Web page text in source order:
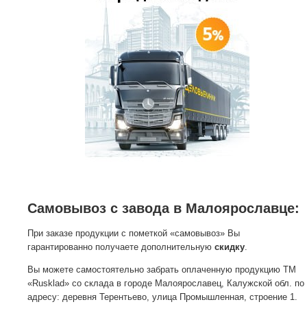
Самовывоз с завода в Малоярославце:
При заказе продукции с пометкой «самовывоз» Вы
гарантированно получаете дополнительную скидку
Вы можете самостоятельно забрать оплаченную продукцию ТМ
«Rusklad» со склада в городе Малоярославец, Калужской обл. по
адресу: деревня Терентьево, улица Промышленная, строение 1.